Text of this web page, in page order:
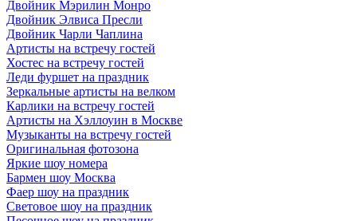
Двойник Мэрилин Монро
Двойник Элвиса Пресли
Двойник Чарли Чаплина
Артисты на встречу гостей
Хостес на встречу гостей
Леди фуршет на праздник
Зеркальные артисты на велком
Карлики на встречу гостей
Артисты на Хэллоуин в Москве
Музыканты на встречу гостей
Оригинальная фотозона
Яркие шоу номера
Бармен шоу Москва
Фаер шоу на праздник
Световое шоу на праздник